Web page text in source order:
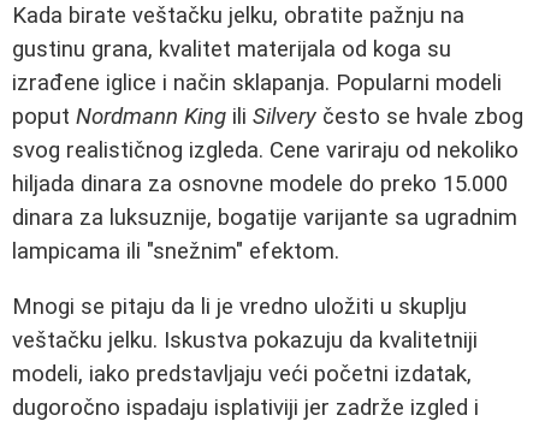
Kada birate veštačku jelku, obratite pažnju na
gustinu grana, kvalitet materijala od koga su
izrađene iglice i način sklapanja. Popularni modeli
poput Nordmann King ili Silvery često se hvale zbog
svog realističnog izgleda. Cene variraju od nekoliko
hiljada dinara za osnovne modele do preko 15.000
dinara za luksuznije, bogatije varijante sa ugradnim
lampicama ili "snežnim" efektom.
Mnogi se pitaju da li je vredno uložiti u skuplju
veštačku jelku. Iskustva pokazuju da kvalitetniji
modeli, iako predstavljaju veći početni izdatak,
dugoročno ispadaju isplativiji jer zadrže izgled i